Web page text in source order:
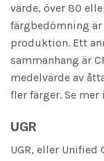
värde, över 80
färgbedömning
produktion. Ett
sammanhang är
medelvärde av
fler färger. Se
UGR
UGR, eller